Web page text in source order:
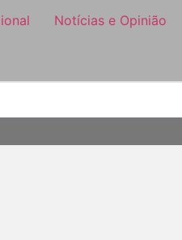
Notícias e Opinião